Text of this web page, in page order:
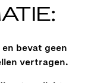
bevat geen
vertragen.